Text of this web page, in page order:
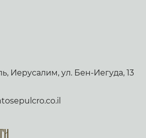
Иерусалим, ул. Бен-Иегуда, 13